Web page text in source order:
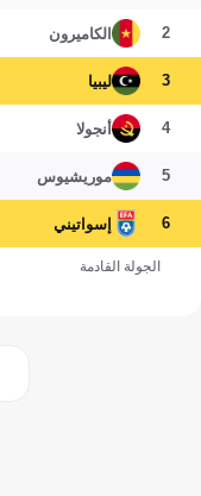
2 الكاميرون
3 ليبيا
4 أنجولا
5 موريشيوس
6 إسواتيني
الجولة القادمة